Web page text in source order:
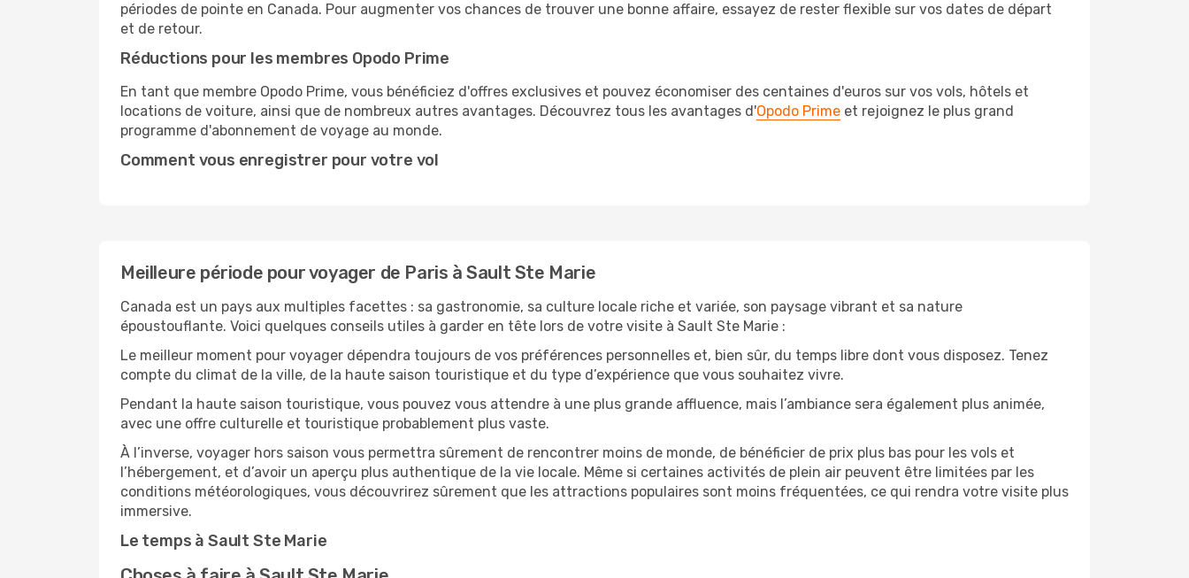
périodes de pointe en Canada. Pour augmenter vos chances de trouver une bonne affaire, essayez de rester flexible sur vos dates de départ
et de retour.
Réductions pour les membres Opodo Prime
En tant que membre Opodo Prime, vous bénéficiez d'offres exclusives et pouvez économiser des centaines d'euros sur vos vols, hôtels et
locations de voiture, ainsi que de nombreux autres avantages. Découvrez tous les avantages d'Opodo Prime et rejoignez le plus grand
programme d'abonnement de voyage au monde.
Comment vous enregistrer pour votre vol
Meilleure période pour voyager de Paris à Sault Ste Marie
Canada est un pays aux multiples facettes : sa gastronomie, sa culture locale riche et variée, son paysage vibrant et sa nature
époustouflante. Voici quelques conseils utiles à garder en tête lors de votre visite à Sault Ste Marie :
Le meilleur moment pour voyager dépendra toujours de vos préférences personnelles et, bien sûr, du temps libre dont vous disposez. Tenez
compte du climat de la ville, de la haute saison touristique et du type d’expérience que vous souhaitez vivre.
Pendant la haute saison touristique, vous pouvez vous attendre à une plus grande affluence, mais l’ambiance sera également plus animée,
avec une offre culturelle et touristique probablement plus vaste.
À l’inverse, voyager hors saison vous permettra sûrement de rencontrer moins de monde, de bénéficier de prix plus bas pour les vols et
l’hébergement, et d’avoir un aperçu plus authentique de la vie locale. Même si certaines activités de plein air peuvent être limitées par les
conditions météorologiques, vous découvrirez sûrement que les attractions populaires sont moins fréquentées, ce qui rendra votre visite plus
immersive.
Le temps à Sault Ste Marie